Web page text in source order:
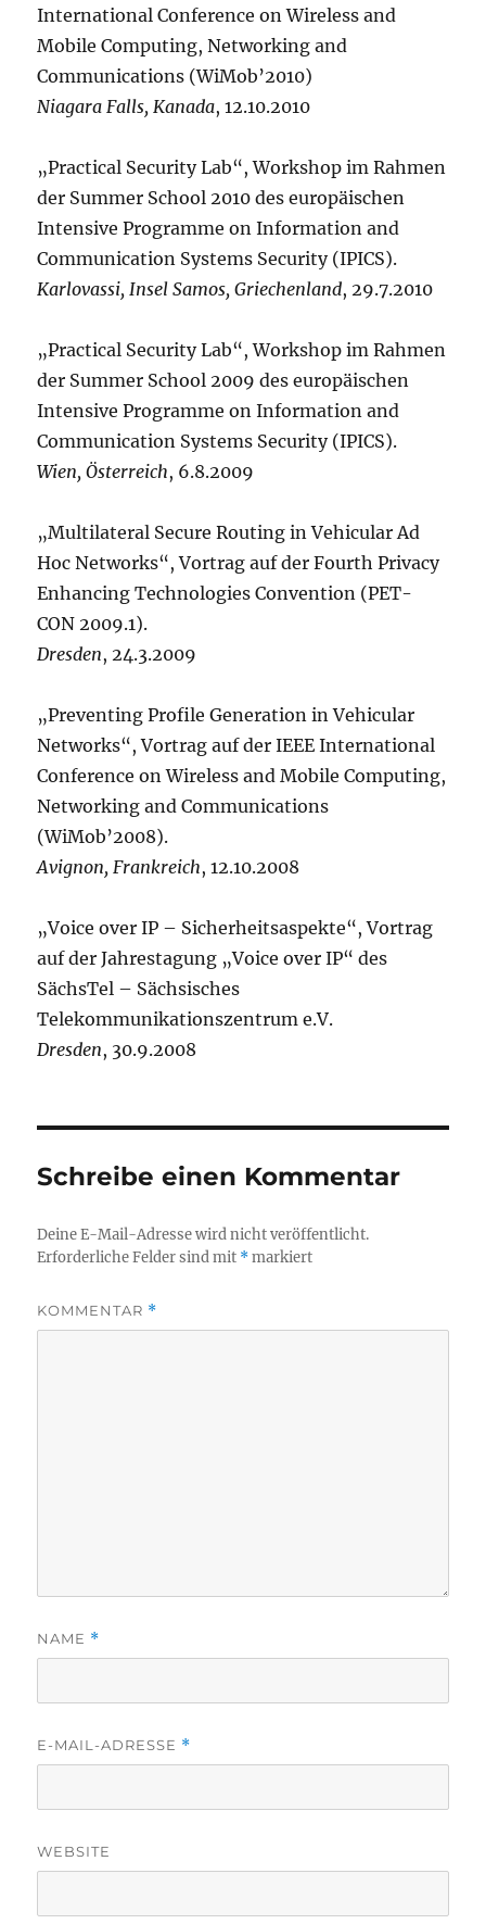
International Conference on Wireless and
Mobile Computing, Networking and
Communications (WiMob’2010)
Niagara Falls, Kanada, 12.10.2010
„Practical Security Lab“, Workshop im Rahmen
der Summer School 2010 des europäischen
Intensive Programme on Information and
Communication Systems Security (IPICS).
Karlovassi, Insel Samos, Griechenland, 29.7.2010
„Practical Security Lab“, Workshop im Rahmen
der Summer School 2009 des europäischen
Intensive Programme on Information and
Communication Systems Security (IPICS).
Wien, Österreich, 6.8.2009
„Multilateral Secure Routing in Vehicular Ad
Hoc Networks“, Vortrag auf der Fourth Privacy
Enhancing Technologies Convention (PET-
CON 2009.1).
Dresden, 24.3.2009
„Preventing Profile Generation in Vehicular
Networks“, Vortrag auf der IEEE International
Conference on Wireless and Mobile Computing,
Networking and Communications
(WiMob’2008).
Avignon, Frankreich, 12.10.2008
„Voice over IP – Sicherheitsaspekte“, Vortrag
auf der Jahrestagung „Voice over IP“ des
SächsTel – Sächsisches
Telekommunikationszentrum e.V.
Dresden, 30.9.2008
Schreibe einen Kommentar
Deine E-Mail-Adresse wird nicht veröffentlicht.
Erforderliche Felder sind mit *markiert
KOMMENTAR *
NAME *
E-MAIL-ADRESSE *
WEBSITE